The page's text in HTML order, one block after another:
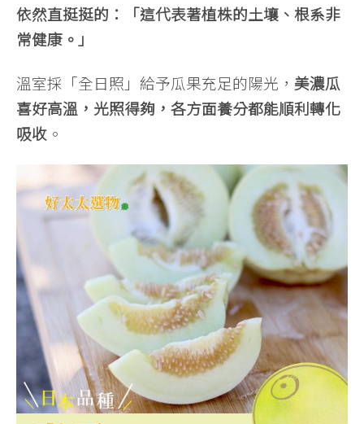
依然直挺挺的：「這代表著植株的土壤、根系非
常健康。」
溫室採「全日照」給予瓜果充足的陽光， 美濃瓜
喜好高溫，光照得夠，各方面養分都能順利轉化
吸收 。